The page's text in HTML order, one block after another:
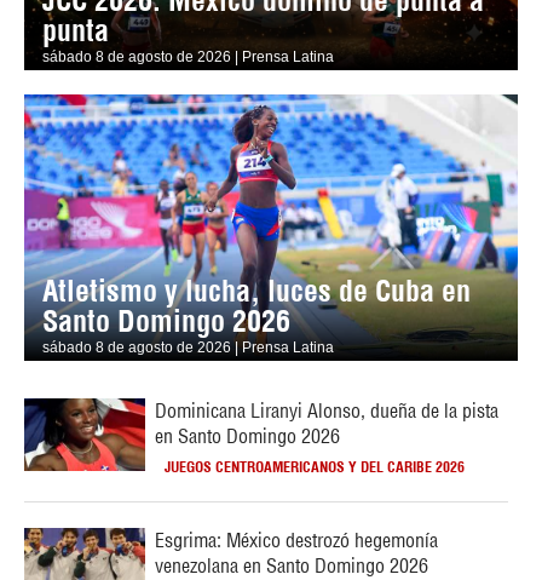
punta
sábado 8 de agosto de 2026 | Prensa Latina
Atletismo y lucha, luces de Cuba en
Santo Domingo 2026
sábado 8 de agosto de 2026 | Prensa Latina
Dominicana Liranyi Alonso, dueña de la pista
en Santo Domingo 2026
JUEGOS CENTROAMERICANOS Y DEL CARIBE 2026
Esgrima: México destrozó hegemonía
venezolana en Santo Domingo 2026